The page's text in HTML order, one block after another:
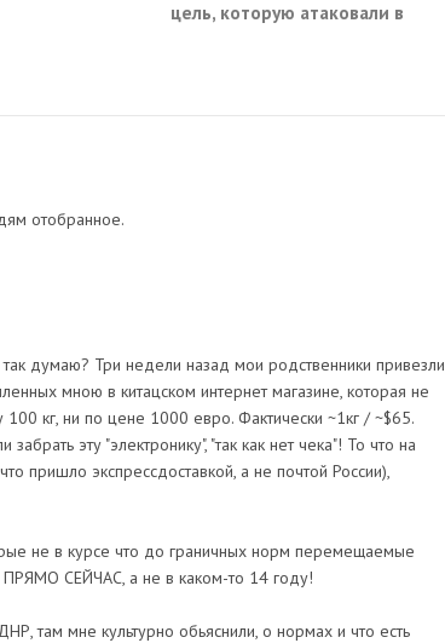
цель, которую атаковали в
отобранное.
думаю? Три недели назад мои родственники привезли
мною в китацском интернет магазине, которая не
кг, ни по цене 1000 евро. Фактически ~1кг / ~$65.
эту "электронику", "так как нет чека"! То что на
пришло экспрессдоставкой, а не почтой России),
не в курсе что до граничных норм перемещаемые
СЕЙЧАС, а не в каком-то 14 году!
там мне культурно обьяснили, о нормах и что есть